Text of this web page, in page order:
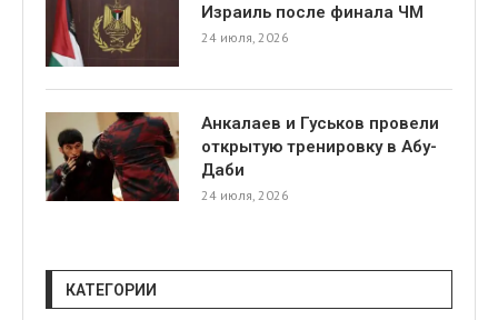
Израиль после финала ЧМ
24 июля, 2026
Анкалаев и Гуськов провели
открытую тренировку в Абу-
Даби
24 июля, 2026
КАТЕГОРИИ